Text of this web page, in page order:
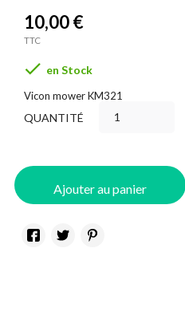
10,00 €
TTC
 en Stock
Vicon mower KM321
QUANTITÉ
Ajouter au panier